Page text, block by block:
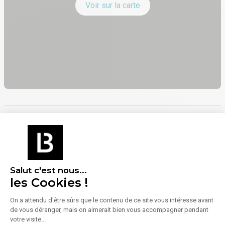
Salut c'est nous...
les Cookies !
On a attendu d'être sûrs que le contenu de ce site vous intéresse avant
de vous déranger, mais on aimerait bien vous accompagner pendant
votre visite...
Voir sur la carte
Énergie
Diagnostic de performance énergétique (DPE)
Consommation (énergie primaire) :
Indice d'émission de gaz à effet de serre (GES)